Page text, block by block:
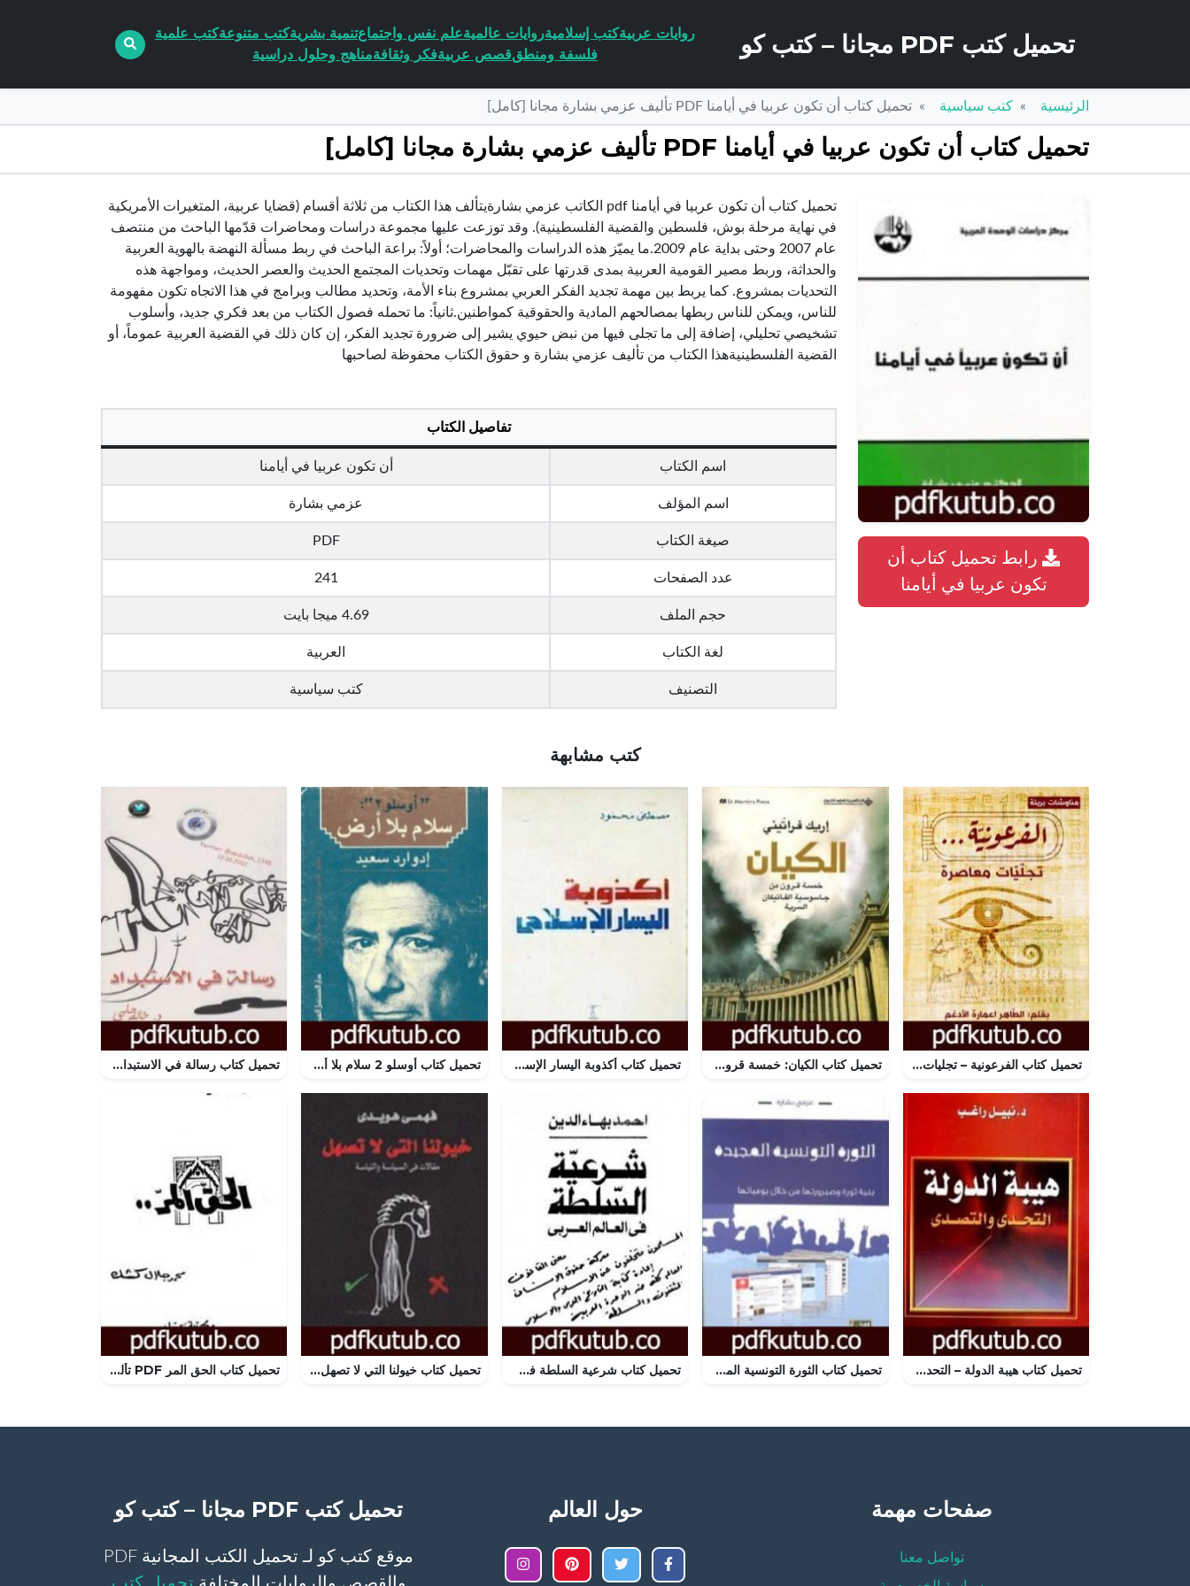
تحميل كتب PDF مجانا – كتب كو روايات عربيةكتب إسلاميةروايات عالميةعلم نفس واجتماعتنمية بشريةكتب متنوعةكتب علمية
فلسفة ومنطققصص عربيةفكر وثقافةمناهج وحلول دراسية
الرئيسية كتب سياسية تحميل كتاب أن تكون عربيا في أيامنا PDF تأليف عزمي بشارة مجانا [كامل]
تحميل كتاب أن تكون عربيا في أيامنا PDF تأليف عزمي بشارة مجانا [كامل]
رابط تحميل كتاب أن
تكون عربيا في أيامنا
تحميل كتاب أن تكون عربيا في أيامنا pdf الكاتب عزمي بشارةيتألف هذا الكتاب من ثلاثة أقسام (قضايا عربية، المتغيرات الأمريكية
في نهاية مرحلة بوش، فلسطين والقضية الفلسطينية). وقد توزعت عليها مجموعة دراسات ومحاضرات قدّمها الباحث من منتصف
عام 2007 وحتى بداية عام 2009.ما يميّز هذه الدراسات والمحاضرات؛ أولاً: براعة الباحث في ربط مسألة النهضة بالهوية العربية
والحداثة، وربط مصير القومية العربية بمدى قدرتها على تقبّل مهمات وتحديات المجتمع الحديث والعصر الحديث، ومواجهة هذه
التحديات بمشروع. كما يربط بين مهمة تجديد الفكر العربي بمشروع بناء الأمة، وتحديد مطالب وبرامج في هذا الاتجاه تكون مفهومة
للناس، ويمكن للناس ربطها بمصالحهم المادية والحقوقية كمواطنين.ثانياً: ما تحمله فصول الكتاب من بعد فكري جديد، وأسلوب
تشخيصي تحليلي، إضافة إلى ما تجلى فيها من نبض حيوي يشير إلى ضرورة تجديد الفكر، إن كان ذلك في القضية العربية عموماً، أو
القضية الفلسطينيةهذا الكتاب من تأليف عزمي بشارة و حقوق الكتاب محفوظة لصاحبها
تفاصيل الكتاب
اسم الكتاب أن تكون عربيا في أيامنا
اسم المؤلف عزمي بشارة
صيغة الكتاب PDF
عدد الصفحات 241
حجم الملف 4.69 ميجا بايت
لغة الكتاب العربية
التصنيف كتب سياسية
كتب مشابهة
تحميل كتاب الفرعونية – تجليات معاصرة PDF تأليف الطاهر اعمارة الأدغم مجانا [كامل] تحميل كتاب الكيان: خمسة قرون من جاسوسية الفاتيكان PDF تأليف إريك فراتيني مجانا [كامل] تحميل كتاب أكذوبة اليسار الإسلامي PDF تأليف مصطفى محمود مجانا [كامل] تحميل كتاب أوسلو 2 سلام بلا أرض PDF تأليف إدوارد سعيد مجانا [كامل] تحميل كتاب رسالة في الاستبداد PDF تأليف خالص جلبي مجانا [كامل]
تحميل كتاب هيبة الدولة – التحدي والتصدي PDF تأليف نبيل راغب مجانا [كامل] تحميل كتاب الثورة التونسية المجيدة PDF تأليف عزمي بشارة مجانا [كامل] تحميل كتاب شرعية السلطة في العالم العربي PDF تأليف أحمد بهاء الدين مجانا [كامل] تحميل كتاب خيولنا التي لا تصهل PDF تأليف فهمي هويدي مجانا [كامل] تحميل كتاب الحق المر PDF تأليف محمد جلال كشك مجانا [كامل]
صفحات مهمة
تواصل معنا
حول العالم تحميل كتب PDF مجانا – كتب كو
موقع كتب كو لـ تحميل الكتب المجانية PDF